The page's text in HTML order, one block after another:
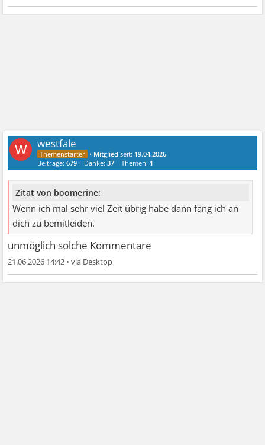
W westfale
• Mitglied seit: 19.04.2026
Beiträge:679 Danke:37 Themen: 1
Zitat von boomerine:
Wenn ich mal sehr viel Zeit übrig habe dann fang ich an
dich zu bemitleiden.
unmöglich solche Kommentare
21.06.2026 14:42 •